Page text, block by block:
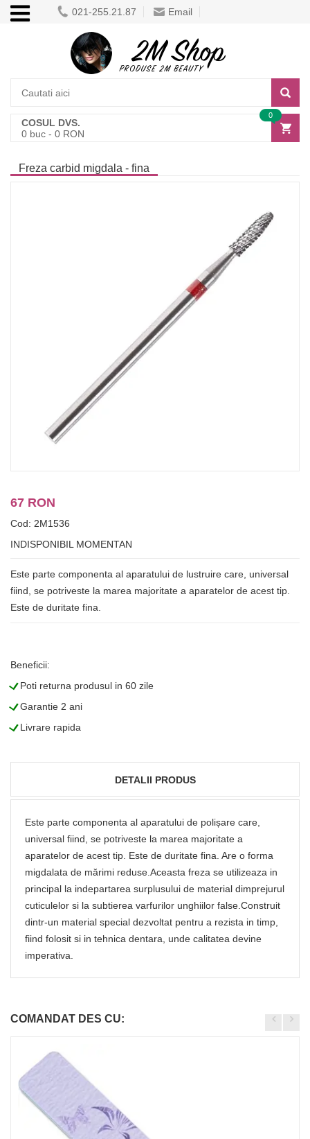
021-255.21.87 Email
COSUL DVS.
0 buc - 0 RON
0
Freza carbid migdala - fina
67 RON
Cod: 2M1536
INDISPONIBIL MOMENTAN
Este parte componenta al aparatului de lustruire care, universal
fiind, se potriveste la marea majoritate a aparatelor de acest tip.
Este de duritate fina.
Beneficii:
LPoti returna produsul in 60 zile
LGarantie 2 ani
LLivrare rapida
DETALII PRODUS
Este parte componenta al aparatului de polișare care,
universal fiind, se potriveste la marea majoritate a
aparatelor de acest tip. Este de duritate fina. Are o forma
migdalata de mărimi reduse.Aceasta freza se utilizeaza in
principal la indepartarea surplusului de material dimprejurul
cuticulelor si la subtierea varfurilor unghiilor false.Construit
dintr-un material special dezvoltat pentru a rezista in timp,
fiind folosit si in tehnica dentara, unde calitatea devine
imperativa.
COMANDAT DES CU: